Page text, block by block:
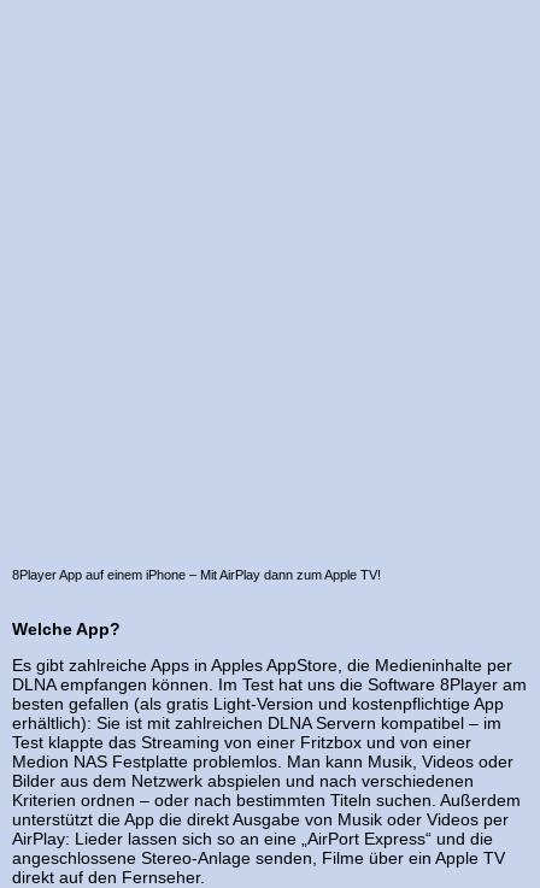
8Player App auf einem iPhone – Mit AirPlay dann zum Apple TV!
Welche App?
Es gibt zahlreiche Apps in Apples AppStore, die Medieninhalte per
DLNA empfangen können. Im Test hat uns die Software 8Player am
besten gefallen (als gratis Light-Version und kostenpflichtige App
erhältlich): Sie ist mit zahlreichen DLNA Servern kompatibel – im
Test klappte das Streaming von einer Fritzbox und von einer
Medion NAS Festplatte problemlos. Man kann Musik, Videos oder
Bilder aus dem Netzwerk abspielen und nach verschiedenen
Kriterien ordnen – oder nach bestimmten Titeln suchen. Außerdem
unterstützt die App die direkt Ausgabe von Musik oder Videos per
AirPlay: Lieder lassen sich so an eine „AirPort Express“ und die
angeschlossene Stereo-Anlage senden, Filme über ein Apple TV
direkt auf den Fernseher.